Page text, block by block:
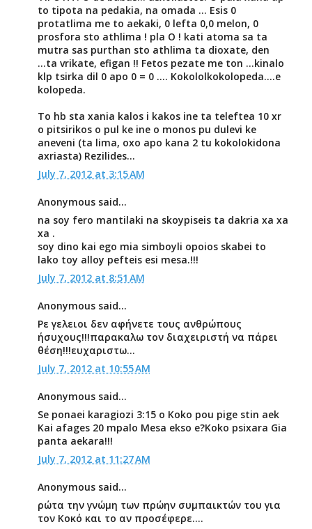
to tipota na pedakia, na omada ... Esis 0
protatlima me to aekaki, 0 lefta 0,0 melon, 0
prosfora sto athlima ! pla O ! kati atoma sa ta
mutra sas purthan sto athlima ta dioxate, den
...ta vrikate, efigan !! Fetos pezate me ton ...kinalo
klp tsirka dil 0 apo 0 = 0 .... Kokololkokolopeda....e
kolopeda.
To hb sta xania kalos i kakos ine ta teleftea 10 xr
o pitsirikos o pul ke ine o monos pu dulevi ke
aneveni (ta lima, oxo apo kana 2 tu kokolokidona
axriasta) Rezilides...
July 7, 2012 at 3:15 AM
Anonymous said...
na soy fero mantilaki na skoypiseis ta dakria xa xa
xa .
soy dino kai ego mia simboyli opoios skabei to
lako toy alloy pefteis esi mesa.!!!
July 7, 2012 at 8:51 AM
Anonymous said...
Ρε γελειοι δεν αφήνετε τους ανθρώπους
ήσυχους!!!παρακαλω τον διαχειριστή να πάρει
θέση!!!ευχαριστω...
July 7, 2012 at 10:55 AM
Anonymous said...
Se ponaei karagiozi 3:15 o Koko pou pige stin aek
Kai afages 20 mpalo Mesa ekso e?Koko psixara Gia
panta aekara!!!
July 7, 2012 at 11:27 AM
Anonymous said...
ρώτα την γνώμη των πρώην συμπαικτών του για
τον Κοκό και το αν προσέφερε....